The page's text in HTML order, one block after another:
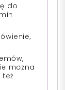
do
można
też